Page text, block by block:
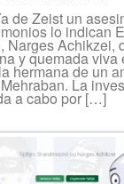
de Zeist un
lo indican
Narges Achikzei,
y quemada viva
hermana de un
La
a cabo por […]